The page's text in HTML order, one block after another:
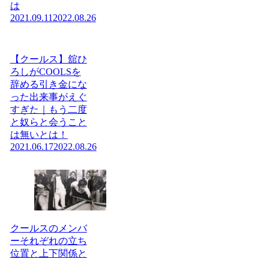
は
2021.09.11 2022.08.26
【クールス】舘ひ
ろしがCOOLSを
辞める引き金にな
った出来事がえぐ
すぎた｜もう二度
と奴らと会うこと
は無いとは！
2021.06.172022.08.26
クールスのメンバ
ーそれぞれの立ち
位置と上下関係と